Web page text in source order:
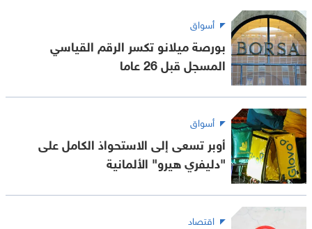
أسواق
بورصة ميلانو تكسر الرقم القياسي
المسجل قبل 26 عاما
أسواق
أوبر تسعى إلى الاستحواذ الكامل على
"دليفري هيرو" الألمانية
اقتصاد